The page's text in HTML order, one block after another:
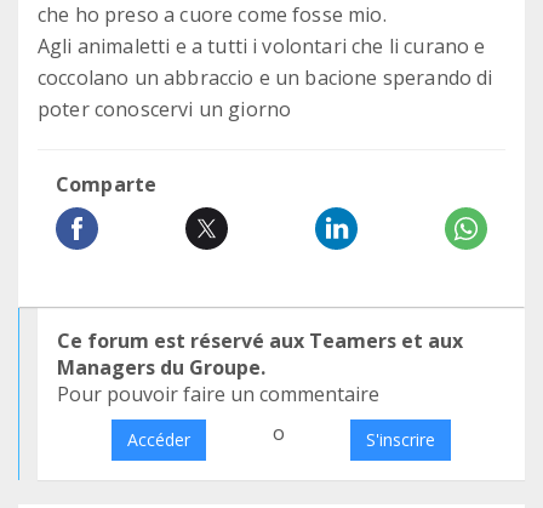
che ho preso a cuore come fosse mio.
Agli animaletti e a tutti i volontari che li curano e
coccolano un abbraccio e un bacione sperando di
poter conoscervi un giorno
Comparte
Ce forum est réservé aux Teamers et aux
Managers du Groupe.
Pour pouvoir faire un commentaire
Accéder o S'inscrire